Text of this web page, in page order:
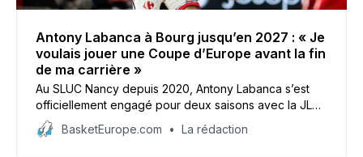
Antony Labanca à Bourg jusqu’en 2027 : « Je
voulais jouer une Coupe d’Europe avant la fin
de ma carrière »
Au SLUC Nancy depuis 2020, Antony Labanca s’est
officiellement engagé pour deux saisons avec la JL
Bourg. Le shooteur explique son choix.
BasketEurope.com La rédaction